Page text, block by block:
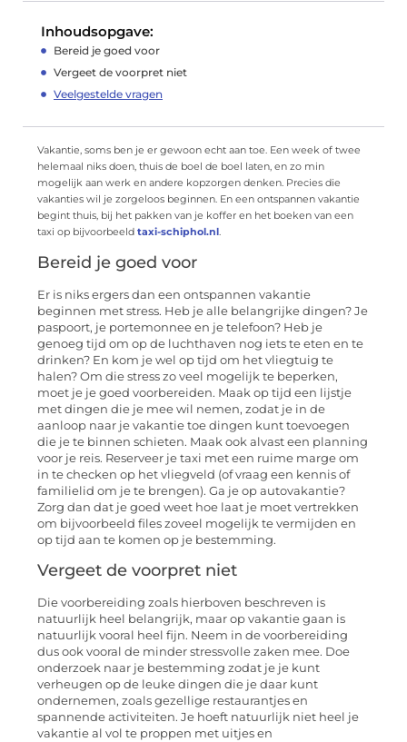
Inhoudsopgave:
Bereid je goed voor
Vergeet de voorpret niet
Veelgestelde vragen
Vakantie, soms ben je er gewoon echt aan toe. Een week of twee
helemaal niks doen, thuis de boel de boel laten, en zo min
mogelijk aan werk en andere kopzorgen denken. Precies die
vakanties wil je zorgeloos beginnen. En een ontspannen vakantie
begint thuis, bij het pakken van je koffer en het boeken van een
taxi op bijvoorbeeld taxi-schiphol.nl.
Bereid je goed voor
Er is niks ergers dan een ontspannen vakantie
beginnen met stress. Heb je alle belangrijke dingen? Je
paspoort, je portemonnee en je telefoon? Heb je
genoeg tijd om op de luchthaven nog iets te eten en te
drinken? En kom je wel op tijd om het vliegtuig te
halen? Om die stress zo veel mogelijk te beperken,
moet je je goed voorbereiden. Maak op tijd een lijstje
met dingen die je mee wil nemen, zodat je in de
aanloop naar je vakantie toe dingen kunt toevoegen
die je te binnen schieten. Maak ook alvast een planning
voor je reis. Reserveer je taxi met een ruime marge om
in te checken op het vliegveld (of vraag een kennis of
familielid om je te brengen). Ga je op autovakantie?
Zorg dan dat je goed weet hoe laat je moet vertrekken
om bijvoorbeeld files zoveel mogelijk te vermijden en
op tijd aan te komen op je bestemming.
Vergeet de voorpret niet
Die voorbereiding zoals hierboven beschreven is
natuurlijk heel belangrijk, maar op vakantie gaan is
natuurlijk vooral heel fijn. Neem in de voorbereiding
dus ook vooral de minder stressvolle zaken mee. Doe
onderzoek naar je bestemming zodat je je kunt
verheugen op de leuke dingen die je daar kunt
ondernemen, zoals gezellige restaurantjes en
spannende activiteiten. Je hoeft natuurlijk niet heel je
vakantie al vol te proppen met uitjes en